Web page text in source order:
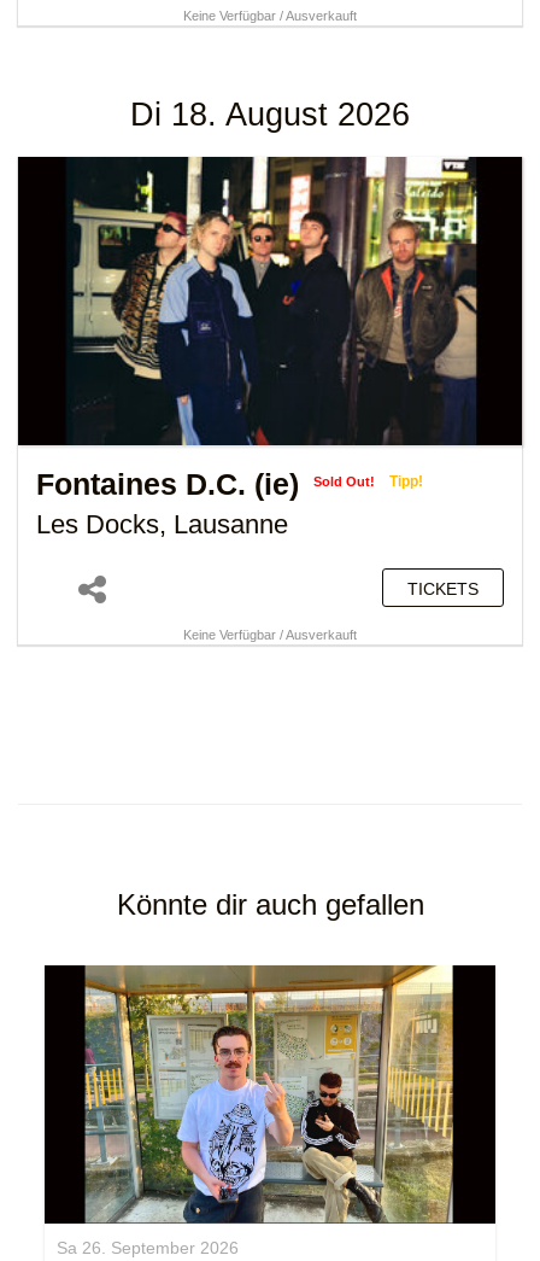
Keine Verfügbar / Ausverkauft
Di 18. August 2026
Fontaines D.C. (ie) Sold Out! Tipp!
Les Docks, Lausanne
TICKETS
Keine Verfügbar / Ausverkauft
Könnte dir auch gefallen
Sa 26. September 2026